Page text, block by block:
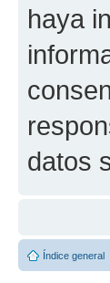
haya
datos
Índice general